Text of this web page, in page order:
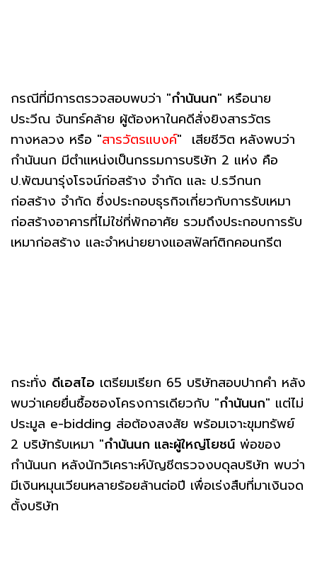
กรณีที่มีการตรวจสอบพบว่า "กำนันนก" หรือนาย
ประวีณ จันทร์คล้าย ผู้ต้องหาในคดีสั่งยิงสารวัตร
ทางหลวง หรือ "สารวัตรแบงค์" เสียชีวิต หลังพบว่า
กำนันนก มีตำแหน่งเป็นกรรมการบริษัท 2 แห่ง คือ
ป.พัฒนารุ่งโรจน์ก่อสร้าง จำกัด และ ป.รวีกนก
ก่อสร้าง จำกัด ซึ่งประกอบธุรกิจเกี่ยวกับการรับเหมา
ก่อสร้างอาคารที่ไม่ใช่ที่พักอาศัย รวมถึงประกอบการรับ
เหมาก่อสร้าง และจำหน่ายยางแอสฟัลท์ติกคอนกรีต
กระทั่ง ดีเอสไอ เตรียมเรียก 65 บริษัทสอบปากคำ หลัง
พบว่าเคยยื่นซื้อซองโครงการเดียวกับ "กำนันนก" แต่ไม่
ประมูล e-bidding ส่อต้องสงสัย พร้อมเจาะขุมทรัพย์
2 บริษัทรับเหมา "กำนันนก และผู้ใหญ่โยชน์ พ่อของ
กำนันนก หลังนักวิเคราะห์บัญชีตรวจงบดุลบริษัท พบว่า
มีเงินหมุนเวียนหลายร้อยล้านต่อปี เพื่อเร่งสืบที่มาเงินจด
ตั้งบริษัท